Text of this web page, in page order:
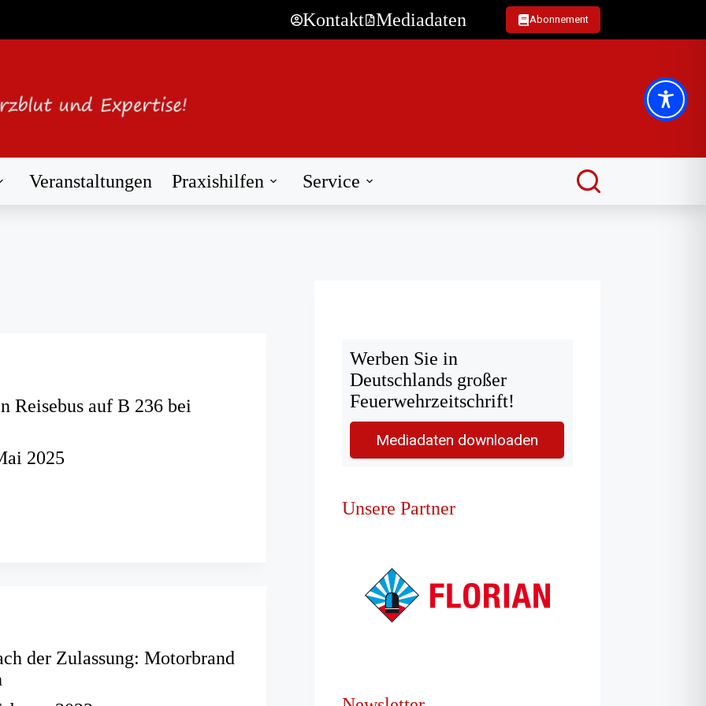
Kontakt Mediadaten Abonnement
Veranstaltungen Praxishilfen Service
Reisebus auf B 236 bei
2025
der Zulassung: Motorbrand
Werben Sie in
Deutschlands großer
Feuerwehrzeitschrift!
Mediadaten downloaden
Unsere Partner